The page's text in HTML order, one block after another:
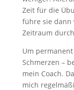
Zeit für die
führe sie dann
Zeitraum
Um
Schmerzen –
mein Coach.
mich